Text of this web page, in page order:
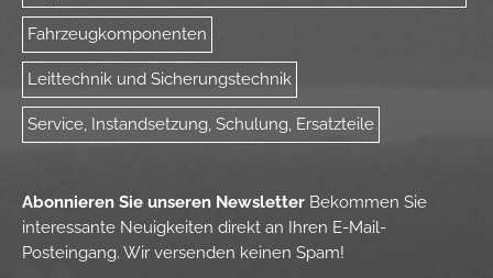
Fahrzeugkomponenten
Leittechnik und Sicherungstechnik
Service, Instandsetzung, Schulung, Ersatzteile
Abonnieren Sie unseren Newsletter Bekommen Sie
interessante Neuigkeiten direkt an Ihren E-Mail-
Posteingang. Wir versenden keinen Spam!